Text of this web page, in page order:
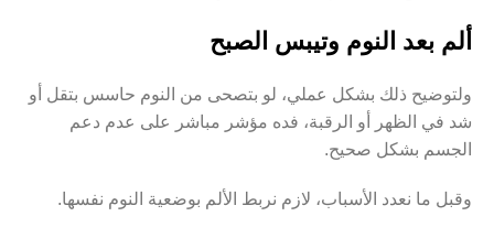
ألم بعد النوم وتيبس الصبح
ولتوضيح ذلك بشكل عملي، لو بتصحى من النوم حاسس بتقل أو
شد في الظهر أو الرقبة، فده مؤشر مباشر على عدم دعم
الجسم بشكل صحيح.
وقبل ما نعدد الأسباب، لازم نربط الألم بوضعية النوم نفسها.